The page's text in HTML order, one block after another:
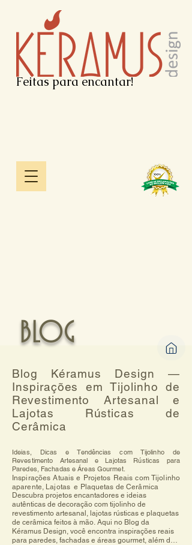
Feitas para encantar!
BLOG
Blog Kéramus Design —
Inspirações em Tijolinho de
Revestimento Artesanal e
Lajotas Rústicas de
Cerâmica
Ideias, Dicas e Tendências com Tijolinho de
Revestimento Artesanal e Lajotas Rústicas para
Paredes, Fachadas e Áreas Gourmet.
Inspirações Atuais e Projetos Reais com Tijolinho
aparente, Lajotas e Plaquetas de Cerâmica
Descubra projetos encantadores e ideias
autênticas de decoração com tijolinho de
revestimento artesanal, lajotas rústicas e plaquetas
de cerâmica feitos à mão. Aqui no Blog da
Kéramus Design, você encontra inspirações reais
para paredes, fachadas e áreas gourmet, além de